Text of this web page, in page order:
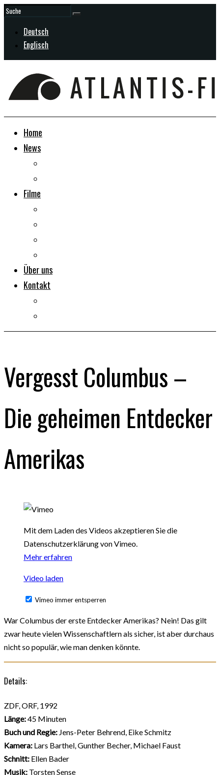
Deutsch
Englisch
Home
News
Filme
Über uns
Kontakt
Vergesst Columbus –
Die geheimen Entdecker
Amerikas
Mit dem Laden des Videos akzeptieren Sie die
Datenschutzerklärung von Vimeo.
Mehr erfahren
Video laden
Vimeo immer entsperren
War Columbus der erste Entdecker Amerikas? Nein! Das gilt
zwar heute vielen Wissenschaftlern als sicher, ist aber durchaus
nicht so populär, wie man denken könnte.
Details:
ZDF, ORF, 1992
Länge:45 Minuten
Buch und Regie: Jens-Peter Behrend, Eike Schmitz
Kamera: Lars Barthel, Gunther Becher, Michael Faust
Schnitt: Ellen Bader
Musik: Torsten Sense